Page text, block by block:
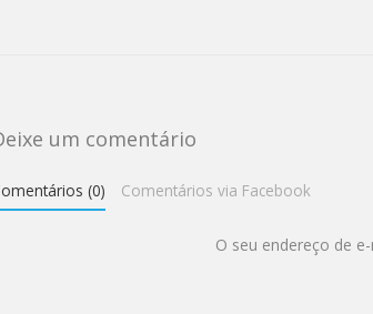
um comentário
(0) Comentários via Facebook
O seu endereço de